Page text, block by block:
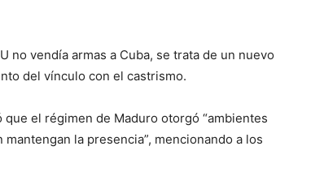
no vendía armas a Cuba, se trata de un nuevo
del vínculo con el castrismo.
el régimen de Maduro otorgó “ambientes
la presencia”, mencionando a los